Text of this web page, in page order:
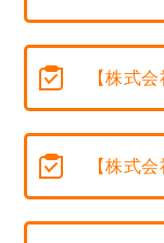
【株式
【株式